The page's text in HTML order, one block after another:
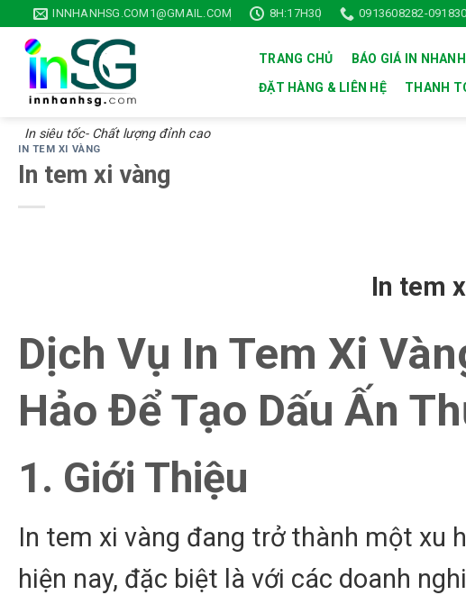
content
INNHANHSG.COM1@GMAIL.COM 8H:17H30 0913608282-
In siêu tốc- Chất lượng đỉnh cao
TRANG CHỦ BÁO GIÁ IN NHANH
ĐẶT HÀNG & LIÊN HỆ
THANH
IN TEM XI VÀNG
In tem xi vàng
In tem
Dịch Vụ In Tem Xi
Hảo Để Tạo Dấu Ấn
1. Giới Thiệu
In tem xi vàng đang trở thành một xu
hiện nay, đặc biệt là với các doanh